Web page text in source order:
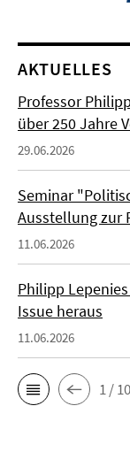
AKTUELLES
Professor
über 250 Jahre
29.06.2026
Seminar
Ausstellung zur
11.06.2026
Philipp
Issue heraus
11.06.2026
1 / 10